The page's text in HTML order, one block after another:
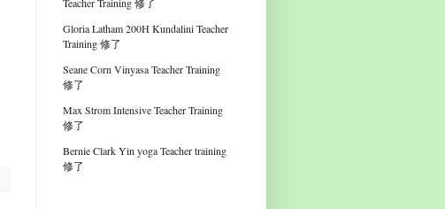
Gloria Latham 200H Kundalini Teacher
Training 修了
Seane Corn Vinyasa Teacher Training
修了
Max Strom Intensive Teacher Training
修了
Bernie Clark Yin yoga Teacher training
修了